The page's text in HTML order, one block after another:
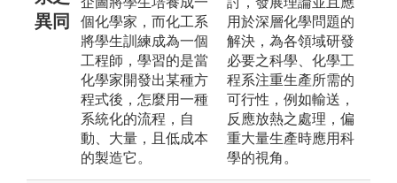
異同
個化學家，而化工系
將學生訓練成為一個
工程師，學習的是當
化學家開發出某種方
程式後，怎麼用一種
系統化的流程，自
動、大量，且低成本
的製造它。
用於深層化學問題的
解決，為各領域研發
必要之科學、化學工
程系注重生產所需的
可行性，例如輸送，
反應放熱之處理，偏
重大量生產時應用科
學的視角。